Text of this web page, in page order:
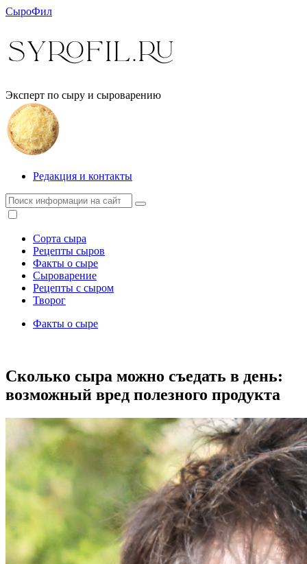
СыроФил
Эксперт по сыру и сыроварению
Редакция и контакты
Сорта сыра
Рецепты сыров
Факты о сыре
Сыроварение
Рецепты с сыром
Творог
Факты о сыре
Сколько сыра можно съедать в день:
возможный вред полезного продукта